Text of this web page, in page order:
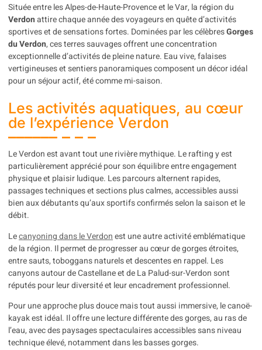
Située entre les Alpes-de-Haute-Provence et le Var, la région du
Verdonattire chaque année des voyageurs en quête d’activités
sportives et de sensations fortes. Dominées par les célèbresGorges
du Verdon, ces terres sauvages offrent une concentration
exceptionnelle d’activités de pleine nature. Eau vive, falaises
vertigineuses et sentiers panoramiques composent un décor idéal
pour un séjour actif, été comme mi-saison.
Les activités aquatiques, au cœur
de l’expérience Verdon
Le Verdon est avant tout une rivière mythique. Le rafting y est
particulièrement apprécié pour son équilibre entre engagement
physique et plaisir ludique. Les parcours alternent rapides,
passages techniques et sections plus calmes, accessibles aussi
bien aux débutants qu’aux sportifs confirmés selon la saison et le
débit.
Lecanyoning dans le Verdonest une autre activité emblématique
de la région. Il permet de progresser au cœur de gorges étroites,
entre sauts, toboggans naturels et descentes en rappel. Les
canyons autour de Castellane et de La Palud-sur-Verdon sont
réputés pour leur diversité et leur encadrement professionnel.
Pour une approche plus douce mais tout aussi immersive, le canoë-
kayak est idéal. Il offre une lecture différente des gorges, au ras de
l’eau, avec des paysages spectaculaires accessibles sans niveau
technique élevé, notamment dans les basses gorges.